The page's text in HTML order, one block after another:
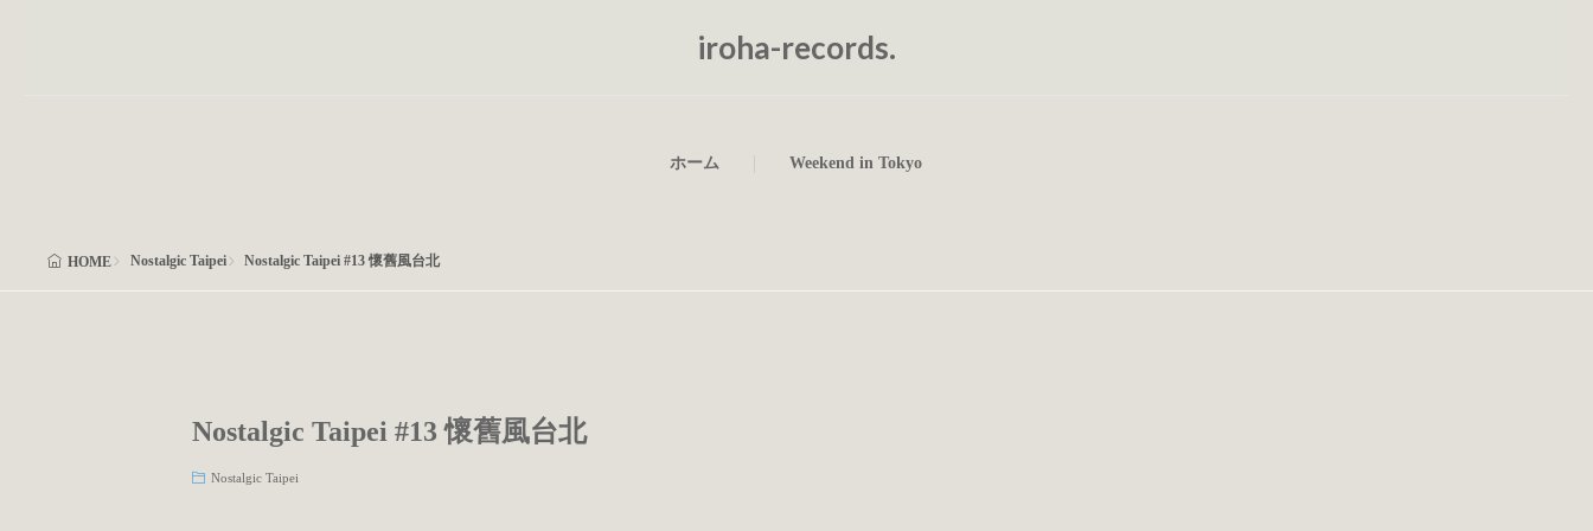
iroha-records.
ホーム Weekend in Tokyo
HOME Nostalgic Taipei Nostalgic Taipei #13 懷舊風台北
Nostalgic Taipei #13 懷舊風台北
Nostalgic Taipei